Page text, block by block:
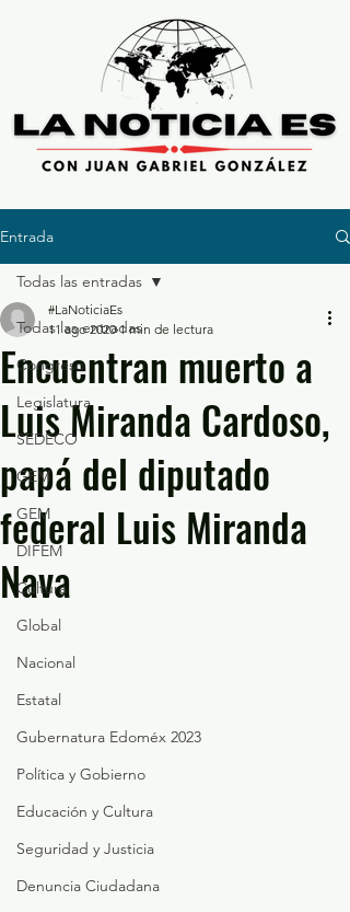
Entrada
Todas las entradas
Congreso
Legislatura
SEDECO
GEM
GEM
DIFEM
Cultura
Global
Nacional
Estatal
Gubernatura Edoméx 2023
Política y Gobierno
Educación y Cultura
Seguridad y Justicia
Denuncia Ciudadana
Todas las entradas
Encuentran muerto a
Luis Miranda Cardoso,
papá del diputado
federal Luis Miranda
Nava
#LaNoticiaEs
11 ago 2020 1 min de lectura